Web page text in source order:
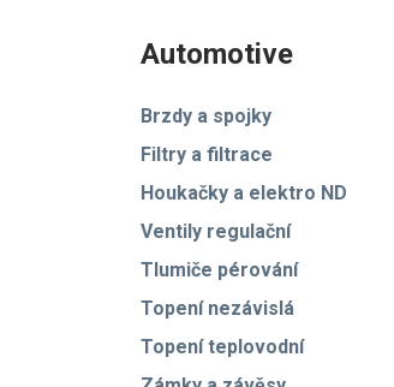
Automotive
Brzdy a spojky
Filtry a filtrace
Houkačky a elektro ND
Ventily regulační
Tlumiče pérování
Topení nezávislá
Topení teplovodní